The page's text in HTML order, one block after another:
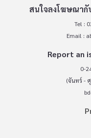
สนใจลงโฆษณากั
Tel :
Email :
Report an
0-
(จันทร์ -